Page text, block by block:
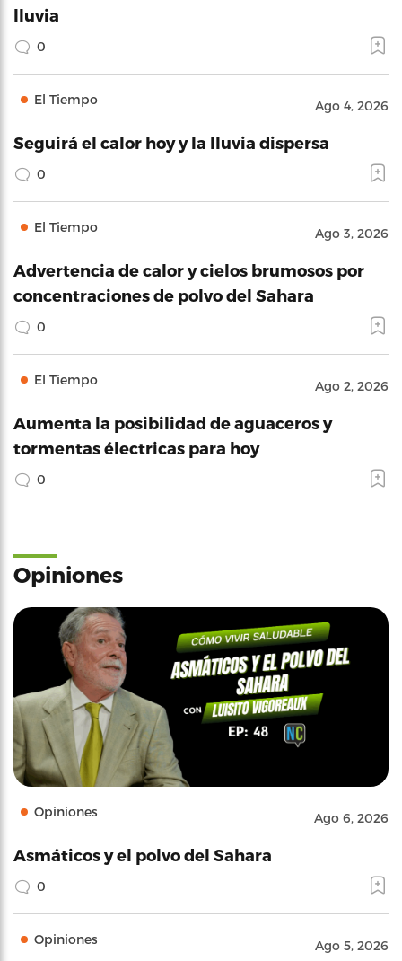
lluvia
0
El Tiempo Ago 4, 2026
Seguirá el calor hoy y la lluvia dispersa
0
El Tiempo Ago 3, 2026
Advertencia de calor y cielos brumosos por
concentraciones de polvo del Sahara
0
El Tiempo Ago 2, 2026
Aumenta la posibilidad de aguaceros y
tormentas électricas para hoy
0
Opiniones
Opiniones Ago 6, 2026
Asmáticos y el polvo del Sahara
0
Opiniones Ago 5, 2026